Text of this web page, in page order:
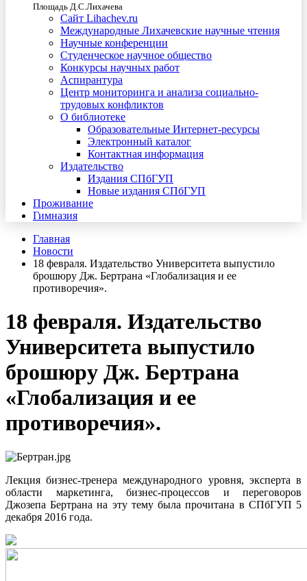
Площадь Д.С.Лихачева
Сайт Lihachev.ru
Международные Лихачевские научные чтения
Научные конференции
Студенческое научное общество
Конкурсы научных работ
Аспирантура
Центр мониторинга и анализа социально-
трудовых конфликтов
О библиотеке
Образовательные Интернет-ресурсы
Электронный каталог
Контактная информация
Издательство
Издания СПбГУП
Новые издания СПбГУП
Проживание
Гимназия
Главная
Новости
18 февраля. Издательство Университета выпустило
брошюру Дж. Бертрана «Глобализация и ее
противоречия».
18 февраля. Издательство
Университета выпустило
брошюру Дж. Бертрана
«Глобализация и ее
противоречия».
Лекция бизнес-тренера международного уровня, эксперта в
области маркетинга, бизнес-процессов и переговоров
Джозепа Бертрана на эту тему была прочитана в СПбГУП 5
декабря 2016 года.